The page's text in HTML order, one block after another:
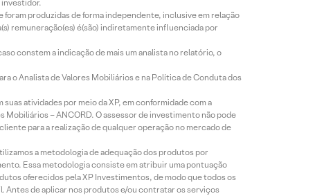
investidor.
produzidas de forma independente, inclusive em relação
remuneração(es) é(são) indiretamente influenciada por
constem a indicação de mais um analista no relatório, o
o Analista de Valores Mobiliários e na Política de Conduta dos
atividades por meio da XP, em conformidade com a
– ANCORD. O assessor de investimento não pode
para a realização de qualquer operação no mercado de
a metodologia de adequação dos produtos por
Essa metodologia consiste em atribuir uma pontuação
oferecidos pela XP Investimentos, de modo que todos os
Antes de aplicar nos produtos e/ou contratar os serviços